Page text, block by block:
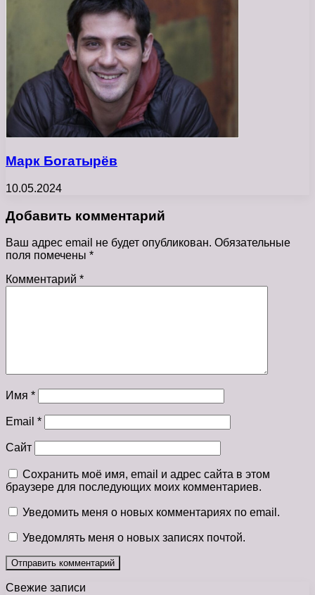
Марк Богатырёв
10.05.2024
Добавить комментарий
Ваш адрес email не будет опубликован. Обязательные
поля помечены *
Комментарий *
Имя *
Email *
Сайт
Сохранить моё имя, email и адрес сайта в этом
браузере для последующих моих комментариев.
Уведомить меня о новых комментариях по email.
Уведомлять меня о новых записях почтой.
Свежие записи